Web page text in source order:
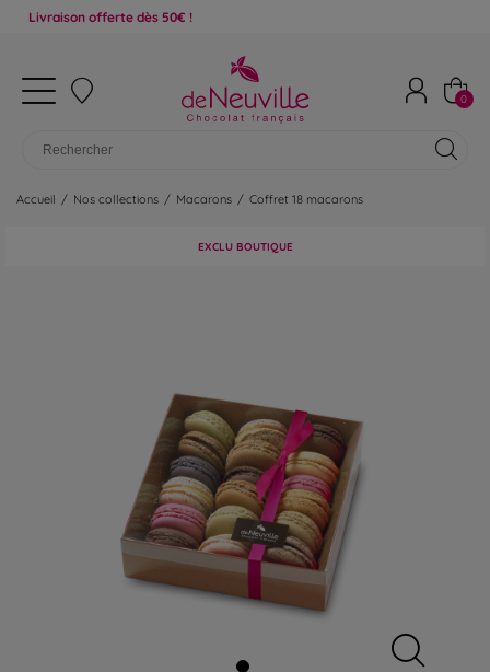
offerte dès 50€ !
0
Accueil / Nos collections / Macarons / Coffret 18 macarons
EXCLU BOUTIQUE